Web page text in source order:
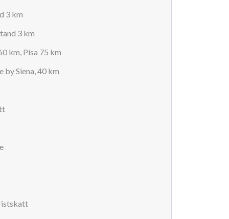
3 km
3 km
km, Pisa 75 km
Siena, 40 km